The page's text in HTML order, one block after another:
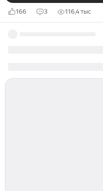
166 3 116,4 тыс